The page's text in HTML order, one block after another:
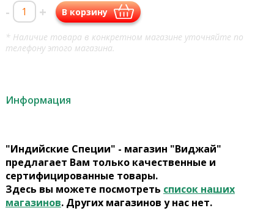
- + В корзину
* Наличие товара в конкретном магазине уточняйте по
телефону этого магазина.
Информация
"Индийские Специи" - магазин "Виджай"
предлагает Вам только качественные и
сертифицированные товары.
Здесь вы можете посмотреть список наших
магазинов. Других магазинов у нас нет.